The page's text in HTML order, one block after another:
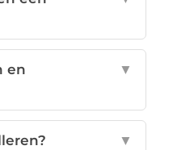
en
▼
▼